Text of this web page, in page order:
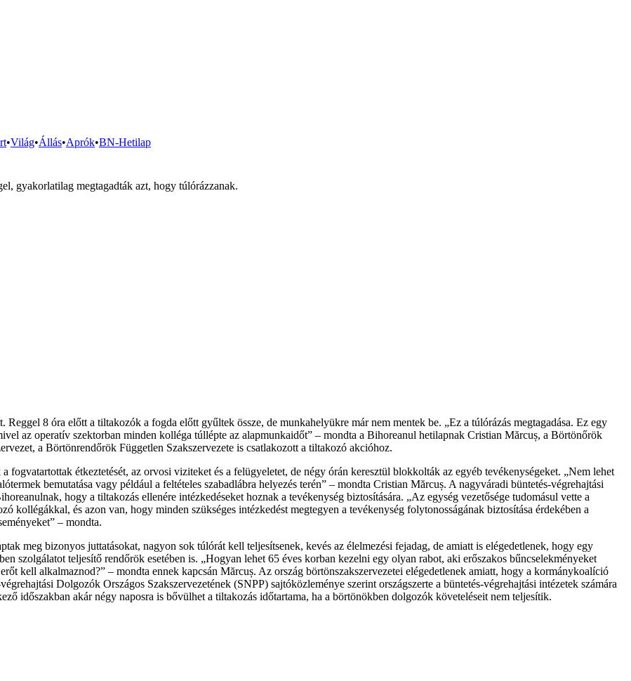
•Világ•Állás•Aprók•BN-Hetilap
gyakorlatilag megtagadták azt, hogy túlórázzanak.
Reggel 8 óra előtt a tiltakozók a fogda előtt gyűltek össze, de munkahelyükre már nem mentek be. „Ez a túlórázás megtagadása. Ez egy
az operatív szektorban minden kolléga túllépte az alapmunkaidőt” – mondta a Bihoreanul hetilapnak Cristian Mărcuș, a Börtönőrök
a Börtönrendőrök Független Szakszervezete is csatlakozott a tiltakozó akcióhoz.
étkeztetését, az orvosi viziteket és a felügyeletet, de négy órán keresztül blokkolták az egyéb tevékenységeket. „Nem lehet
bemutatása vagy például a feltételes szabadlábra helyezés terén” – mondta Cristian Mărcuș. A nagyváradi büntetés-végrehajtási
hogy a tiltakozás ellenére intézkedéseket hoznak a tevékenység biztosítására. „Az egység vezetősége tudomásul vette a
kollégákkal, és azon van, hogy minden szükséges intézkedést megtegyen a tevékenység folytonosságának biztosítása érdekében a
– mondta.
meg bizonyos juttatásokat, nagyon sok túlórát kell teljesítsenek, kevés az élelmezési fejadag, de amiatt is elégedetlenek, hogy egy
szolgálatot teljesítő rendőrök esetében is. „Hogyan lehet 65 éves korban kezelni egy olyan rabot, aki erőszakos bűncselekményeket
kell alkalmaznod?” – mondta ennek kapcsán Mărcuș. Az ország börtönszakszervezetei elégedetlenek amiatt, hogy a kormánykoalíció
Dolgozók Országos Szakszervezetének (SNPP) sajtóközleménye szerint országszerte a büntetés-végrehajtási intézetek számára
időszakban akár négy naposra is bővülhet a tiltakozás időtartama, ha a börtönökben dolgozók követeléseit nem teljesítik.